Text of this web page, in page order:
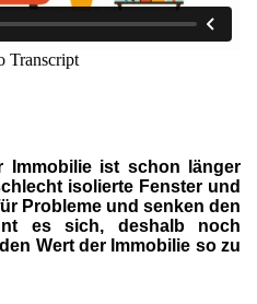
Immobilie ist schon länger
isolierte Fenster und
Probleme und senken den
es sich, deshalb noch
Wert der Immobilie so zu